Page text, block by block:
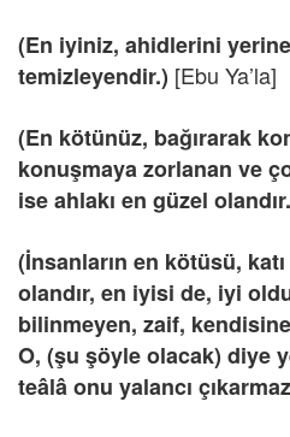
(En iyiniz, ahidlerini
temizleyendir.) [Ebu Ya’la]
(En kötünüz, bağırarak
konuşmaya zorlanan ve
ise ahlakı en güzel
(İnsanların en kötüsü,
olandır, en iyisi de, iyi
bilinmeyen, zaif,
O, (şu şöyle olacak) diye
teâlâ onu yalancı